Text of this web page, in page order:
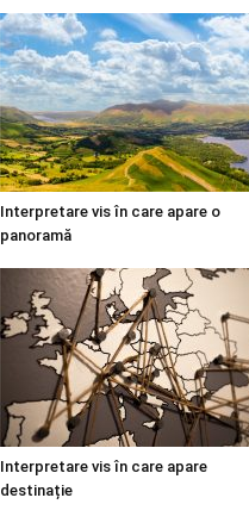
Interpretare vis în care apare o
panoramă
Interpretare vis în care apare
destinație